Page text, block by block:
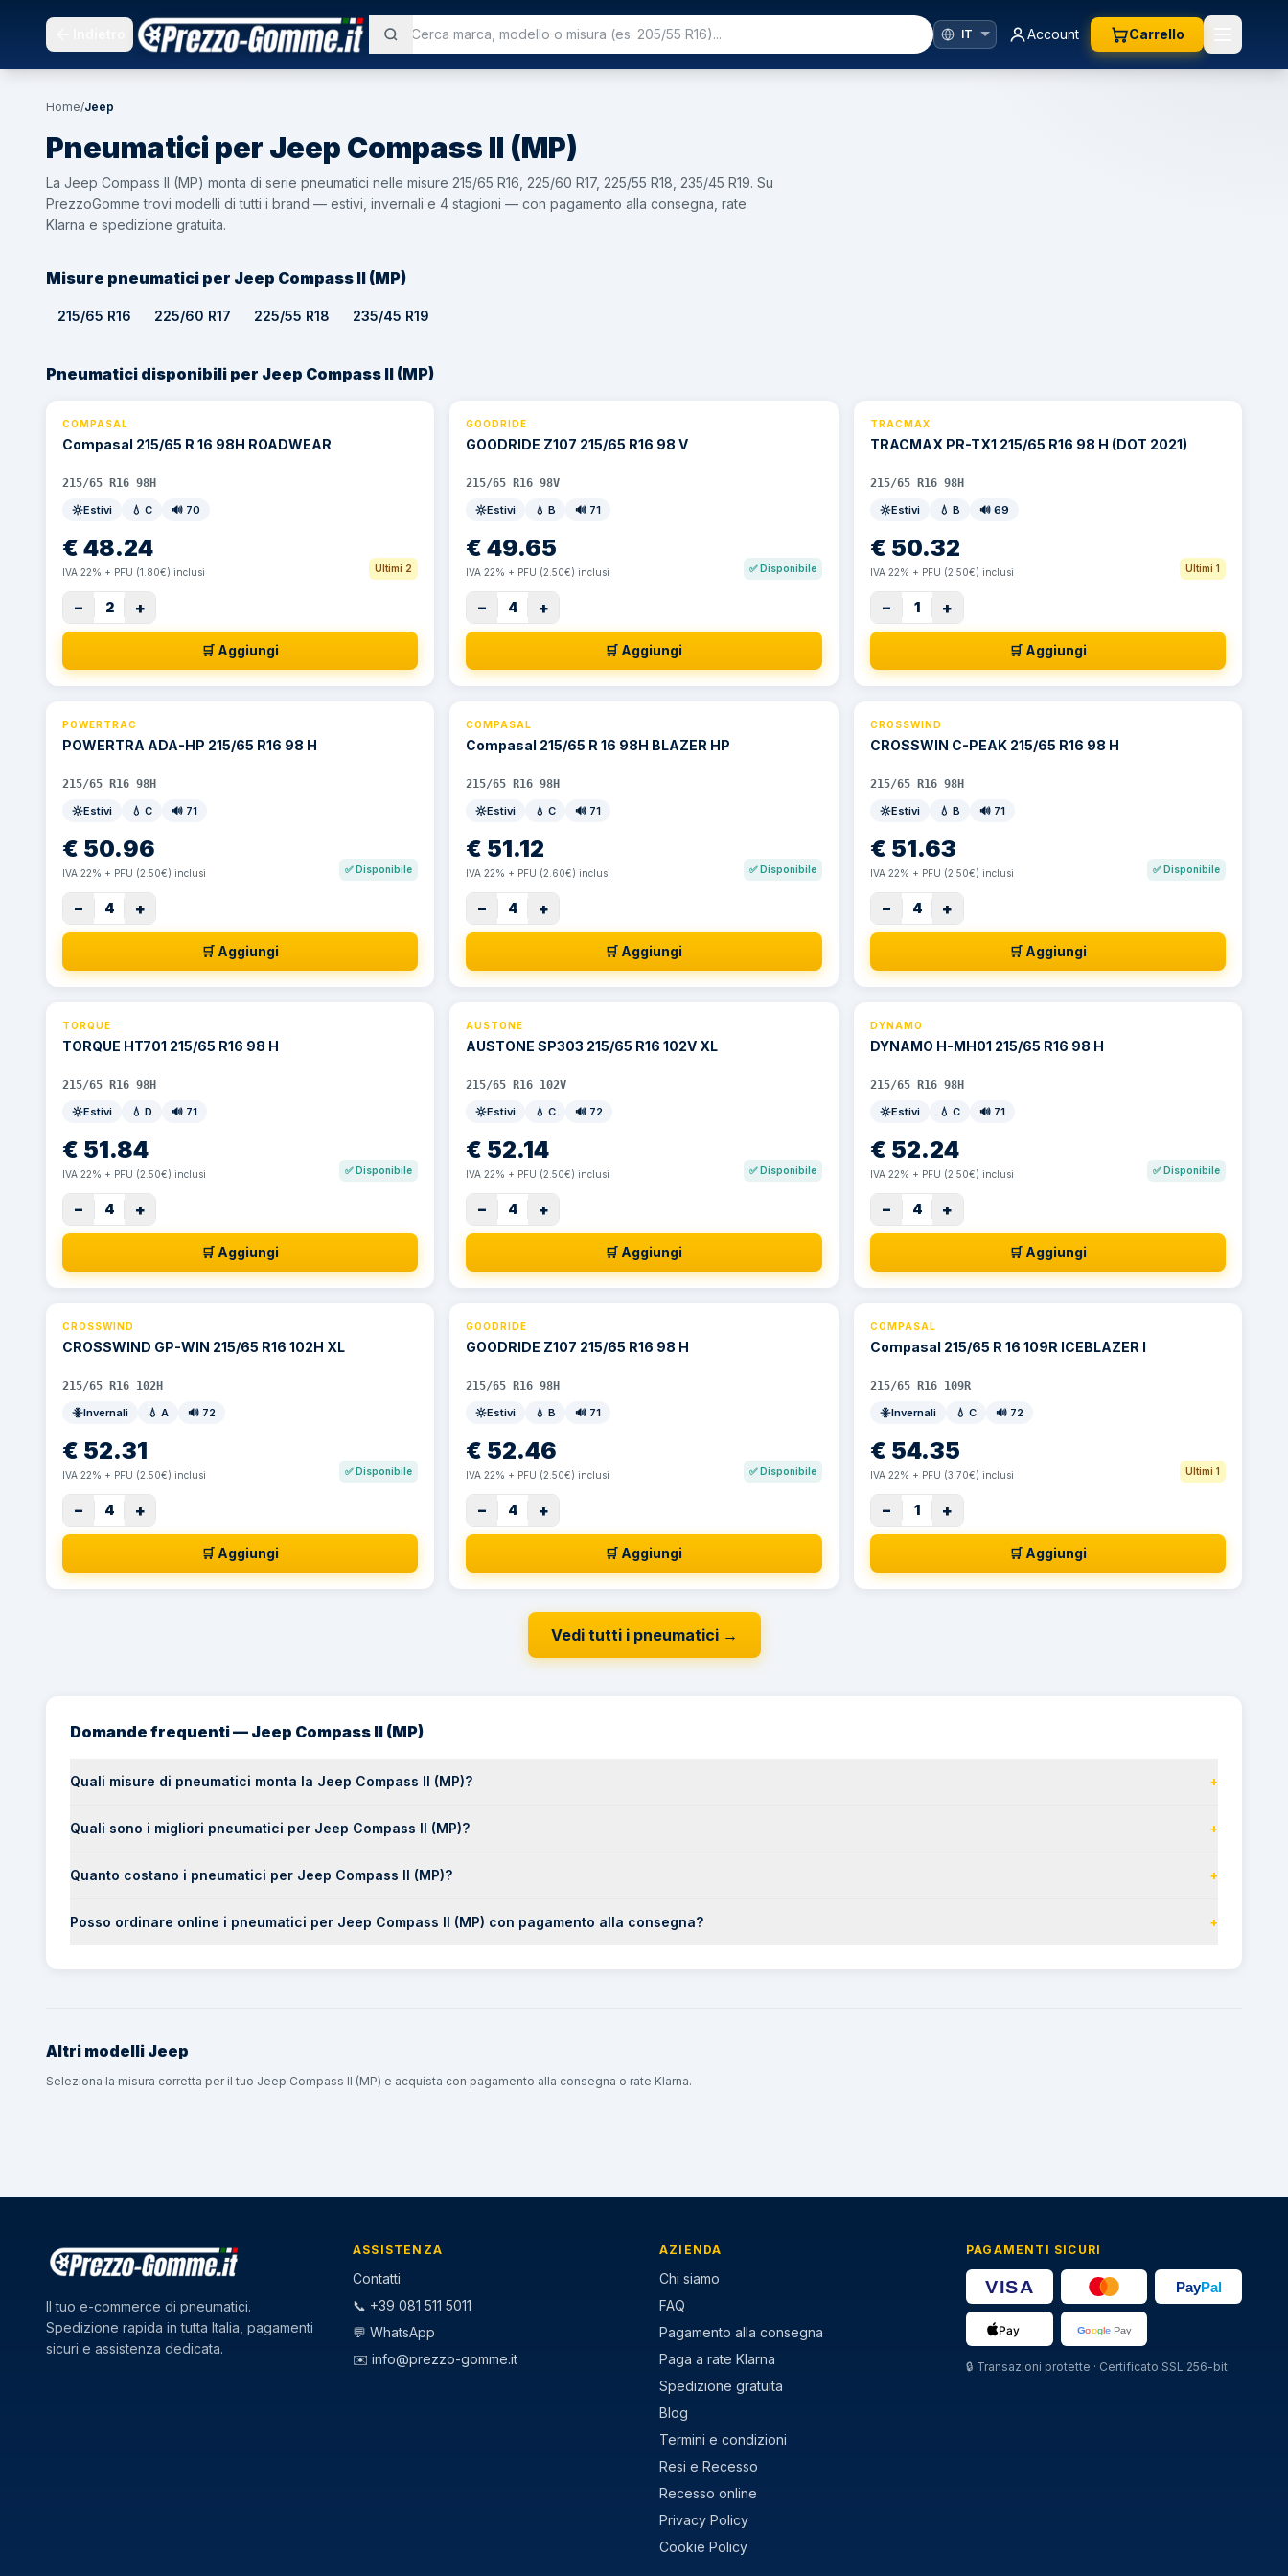
Account Carrello
Home/Jeep
Pneumatici per Jeep Compass II (MP)
La Jeep Compass II (MP) monta di serie pneumatici nelle misure 215/65 R16, 225/60 R17, 225/55 R18, 235/45 R19. Su
PrezzoGomme trovi modelli di tutti i brand — estivi, invernali e 4 stagioni — con pagamento alla consegna, rate
Klarna e spedizione gratuita.
Misure pneumatici per Jeep Compass II (MP)
215/65 R16 225/60 R17 225/55 R18 235/45 R19
Pneumatici disponibili per Jeep Compass II (MP)
COMPASAL
Compasal 215/65 R 16 98H ROADWEAR
215/65 R16 98H
Estivi
💧 C 🔊 70
€ 48.24
IVA 22% + PFU (1.80€) inclusi Ultimi 2
− 2 +
🛒 Aggiungi
GOODRIDE
GOODRIDE Z107 215/65 R16 98 V
215/65 R16 98V
Estivi
💧B 🔊 71
€49.65
IVA 22% + PFU (2.50€) inclusi ✅Disponibile
− 4 +
🛒 Aggiungi
TRACMAX
TRACMAX PR-TX1 215/65 R16 98 H (DOT 2021)
215/65 R16 98H
Estivi
💧 B 🔊 69
€ 50.32
IVA 22% + PFU (2.50€) inclusi Ultimi 1
− 1 +
🛒 Aggiungi
POWERTRAC
POWERTRA ADA-HP 215/65 R16 98 H
215/65 R16 98H
Estivi
💧 C 🔊 71
€ 50.96
IVA 22% + PFU (2.50€) inclusi ✅Disponibile
− 4 +
🛒 Aggiungi
COMPASAL
Compasal 215/65 R 16 98H BLAZER HP
215/65 R16 98H
Estivi
💧C 🔊 71
€ 51.12
IVA 22% + PFU (2.60€) inclusi ✅Disponibile
− 4 +
🛒 Aggiungi
CROSSWIND
CROSSWIN C-PEAK 215/65 R16 98 H
215/65 R16 98H
Estivi
💧 B 🔊 71
€ 51.63
IVA 22% + PFU (2.50€) inclusi ✅Disponibile
− 4 +
🛒 Aggiungi
TORQUE
TORQUE HT701 215/65 R16 98 H
215/65 R16 98H
Estivi
💧 D 🔊 71
€ 51.84
IVA 22% + PFU (2.50€) inclusi ✅Disponibile
− 4 +
🛒 Aggiungi
AUSTONE
AUSTONE SP303 215/65 R16 102V XL
215/65 R16 102V
Estivi
💧C 🔊 72
€ 52.14
IVA 22% + PFU (2.50€) inclusi ✅Disponibile
− 4 +
🛒 Aggiungi
DYNAMO
DYNAMO H-MH01 215/65 R16 98 H
215/65 R16 98H
Estivi
💧 C 🔊 71
€ 52.24
IVA 22% + PFU (2.50€) inclusi ✅Disponibile
− 4 +
🛒 Aggiungi
CROSSWIND
CROSSWIND GP-WIN 215/65 R16 102H XL
215/65 R16 102H
Invernali
💧 A 🔊 72
€ 52.31
IVA 22% + PFU (2.50€) inclusi ✅Disponibile
− 4 +
🛒 Aggiungi
GOODRIDE
GOODRIDE Z107 215/65 R16 98 H
215/65 R16 98H
Estivi
💧B 🔊 71
€ 52.46
IVA 22% + PFU (2.50€) inclusi ✅Disponibile
− 4 +
🛒 Aggiungi
COMPASAL
Compasal 215/65 R 16 109R ICEBLAZER I
215/65 R16 109R
Invernali
💧 C 🔊 72
€ 54.35
IVA 22% + PFU (3.70€) inclusi Ultimi 1
− 1 +
🛒 Aggiungi
Vedi tutti i pneumatici→
Domande frequenti — Jeep Compass II (MP)
Quali misure di pneumatici monta la Jeep Compass II (MP)? +
Quali sono i migliori pneumatici per Jeep Compass II (MP)? +
Quanto costano i pneumatici per Jeep Compass II (MP)? +
Posso ordinare online i pneumatici per Jeep Compass II (MP) con pagamento alla consegna? +
Altri modelli Jeep
Seleziona la misura corretta per il tuo Jeep Compass II (MP) e acquista con pagamento alla consegna o rate Klarna.
Il tuo e-commerce di pneumatici.
Spedizione rapida in tutta Italia, pagamenti
sicuri e assistenza dedicata.
ASSISTENZA
Contatti
📞 +39 081 511 5011
💬 WhatsApp
✉️ info@prezzo-gomme.it
AZIENDA
Chi siamo
FAQ
Pagamento alla consegna
Paga a rate Klarna
Spedizione gratuita
Blog
Termini e condizioni
Resi e Recesso
Recesso online
Privacy Policy
Cookie Policy
PAGAMENTI SICURI
🔒 Transazioni protette · Certificato SSL 256-bit